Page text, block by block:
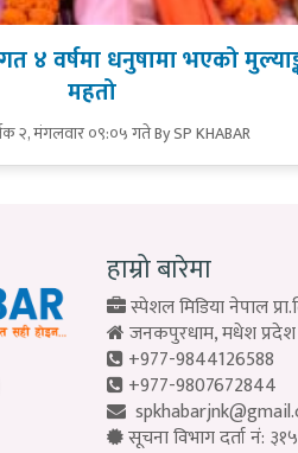
४ वर्षमा धनुषामा भएको
महतो
२, मंगलवार ०९:०५ गतेBy SP KHABAR
हाम्रो बारेमा
स्पेशल मिडिया नेपाल
जनकपुरधाम, मधेश प्रदेश
+977-9844126588
+977-9807672844
सूचना विभाग दर्ता नं: